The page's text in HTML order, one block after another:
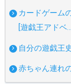
カードゲーム
[遊戯王アドベ…
自分の遊戯王
赤ちゃん連れ